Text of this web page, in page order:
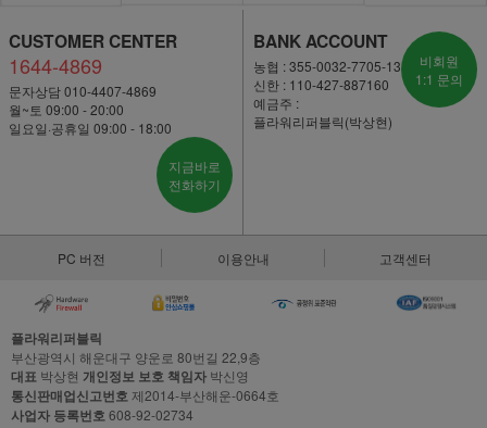
CUSTOMER CENTER
1644-4869
문자상담 010-4407-4869
월~토 09:00 - 20:00
일요일·공휴일 09:00 - 18:00
지금바로
전화하기
BANK ACCOUNT
농협 : 355-0032-7705-13
신한 : 110-427-887160
예금주 :
플라워리퍼블릭(박상현)
비회원
1:1 문의
PC 버전 이용안내 고객센터
플라워리퍼블릭
부산광역시 해운대구 양운로 80번길 22,9층
대표 박상현 개인정보 보호 책임자 박신영
통신판매업신고번호제2014-부산해운-0664호
사업자 등록번호608-92-02734